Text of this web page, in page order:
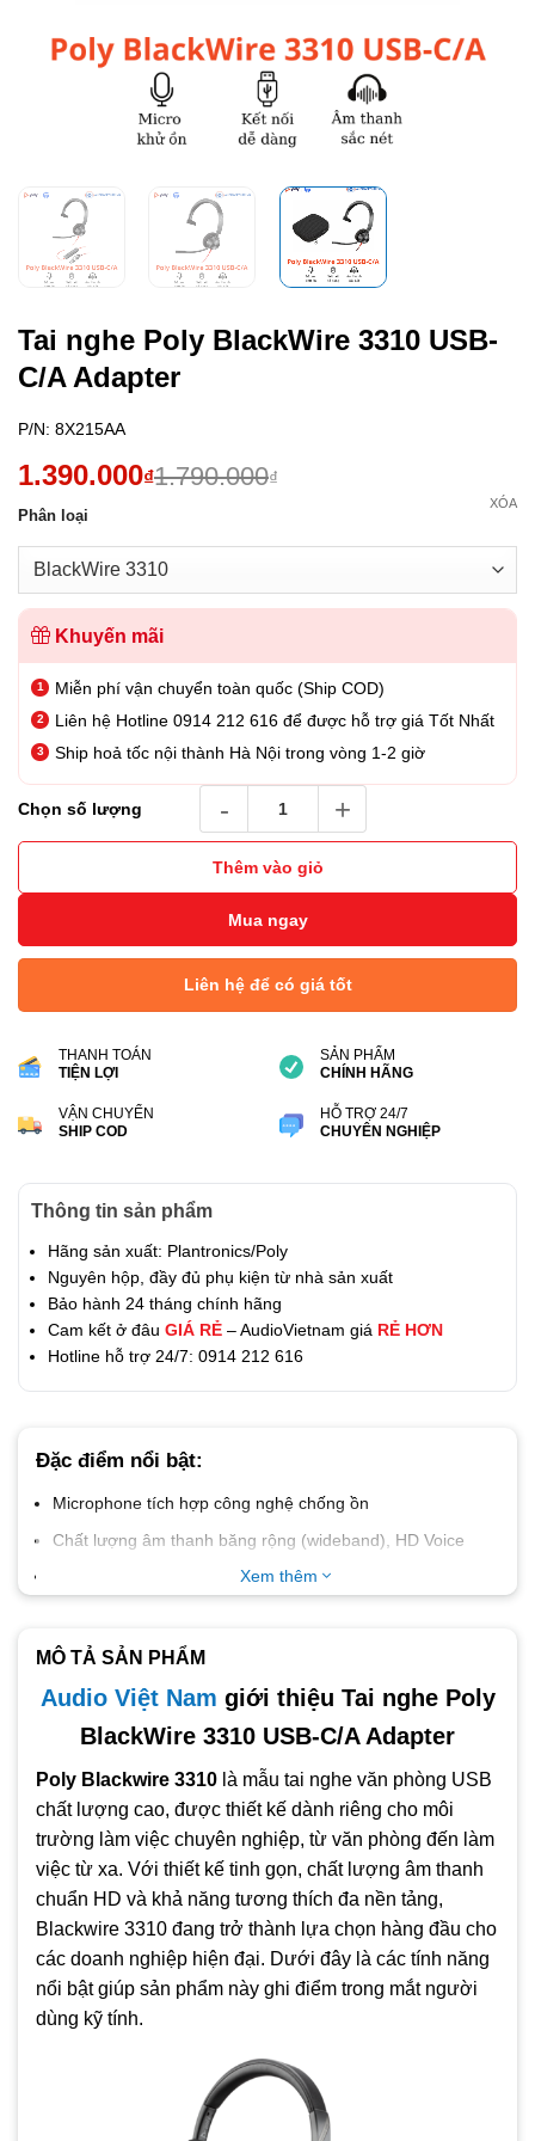
Tai nghe Poly BlackWire 3310 USB-
C/A Adapter
P/N: 8X215AA
1.390.000₫1.790.000₫
Phân loại
XÓA
Khuyến mãi
Miễn phí vận chuyển toàn quốc (Ship COD)
Liên hệ Hotline 0914 212 616 để được hỗ trợ giá Tốt Nhất
Ship hoả tốc nội thành Hà Nội trong vòng 1-2 giờ
Chọn số lượng
Thêm vào giỏ
Mua ngay
Liên hệ để có giá tốt
THANH TOÁN
TIỆN LỢI
SẢN PHẨM
CHÍNH HÃNG
VẬN CHUYỂN
SHIP COD
HỖ TRỢ 24/7
CHUYÊN NGHIỆP
Thông tin sản phẩm
Hãng sản xuất: Plantronics/Poly
Nguyên hộp, đầy đủ phụ kiện từ nhà sản xuất
Bảo hành 24 tháng chính hãng
Cam kết ở đâu GIÁ RẺ – AudioVietnam giá RẺ HƠN
Hotline hỗ trợ 24/7: 0914 212 616
Đặc điểm nổi bật:
Microphone tích hợp công nghệ chống ồn
Chất lượng âm thanh băng rộng (wideband), HD Voice
Hệ điều hành hỗ trợ Windows, macOS
Trọng lượng khoảng 102g
Tương thích nền tảng UC Microsoft Teams, Zoom, Skype,
Google Meet…
Xem thêm
MÔ TẢ SẢN PHẨM
Audio Việt Nam giới thiệu Tai nghe Poly
BlackWire 3310 USB-C/A Adapter
Poly Blackwire 3310 là mẫu tai nghe văn phòng USB
chất lượng cao, được thiết kế dành riêng cho môi
trường làm việc chuyên nghiệp, từ văn phòng đến làm
việc từ xa. Với thiết kế tinh gọn, chất lượng âm thanh
chuẩn HD và khả năng tương thích đa nền tảng,
Blackwire 3310 đang trở thành lựa chọn hàng đầu cho
các doanh nghiệp hiện đại. Dưới đây là các tính năng
nổi bật giúp sản phẩm này ghi điểm trong mắt người
dùng kỹ tính.